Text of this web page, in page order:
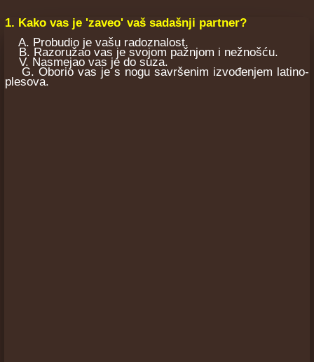
1. Kako vas je 'zaveo' vaš sadašnji partner?
A. Probudio je vašu radoznalost.
B. Razoružao vas je svojom pažnjom i nežnošću.
V. Nasmejao vas je do suza.
G. Oborio vas je s nogu savršenim izvođenjem latino-
plesova.